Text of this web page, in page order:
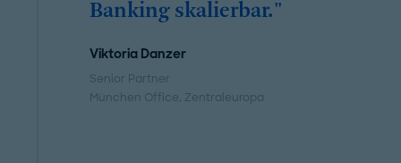
Banking skalierbar."
Viktoria Danzer
Senior Partner
München Office, Zentraleuropa